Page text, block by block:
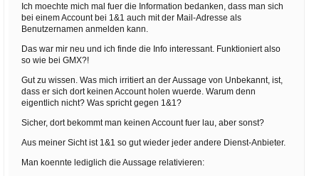
Ich moechte mich mal fuer die Information bedanken, dass man sich
bei einem Account bei 1&1 auch mit der Mail-Adresse als
Benutzernamen anmelden kann.
Das war mir neu und ich finde die Info interessant. Funktioniert also
so wie bei GMX?!
Gut zu wissen. Was mich irritiert an der Aussage von Unbekannt, ist,
dass er sich dort keinen Account holen wuerde. Warum denn
eigentlich nicht? Was spricht gegen 1&1?
Sicher, dort bekommt man keinen Account fuer lau, aber sonst?
Aus meiner Sicht ist 1&1 so gut wieder jeder andere Dienst-Anbieter.
Man koennte lediglich die Aussage relativieren: